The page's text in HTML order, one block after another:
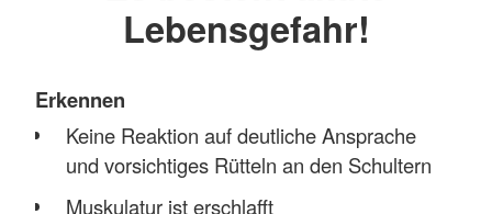
Lebensgefahr!
Erkennen
Keine Reaktion auf deutliche Ansprache
und vorsichtiges Rütteln an den Schultern
Muskulatur ist erschlafft